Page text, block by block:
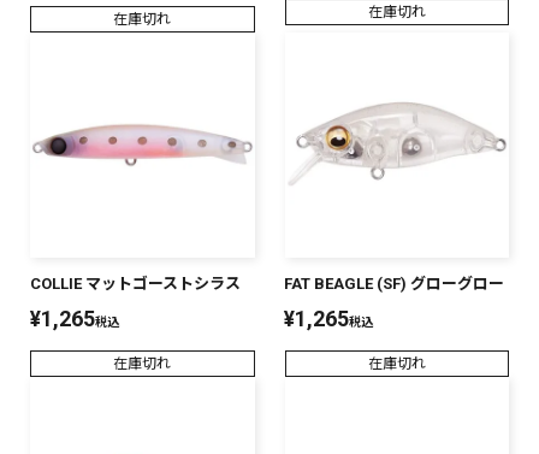
在庫切れ 在庫切れ
COLLIE マットゴーストシラス
¥1,265税込
在庫切れ
FAT BEAGLE (SF) グローグロー
¥1,265税込
在庫切れ